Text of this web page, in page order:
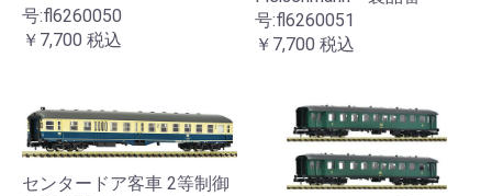
号:fl6260050
￥7,700 税込
号:fl6260051
￥7,700 税込
センタードア客車 2等制御